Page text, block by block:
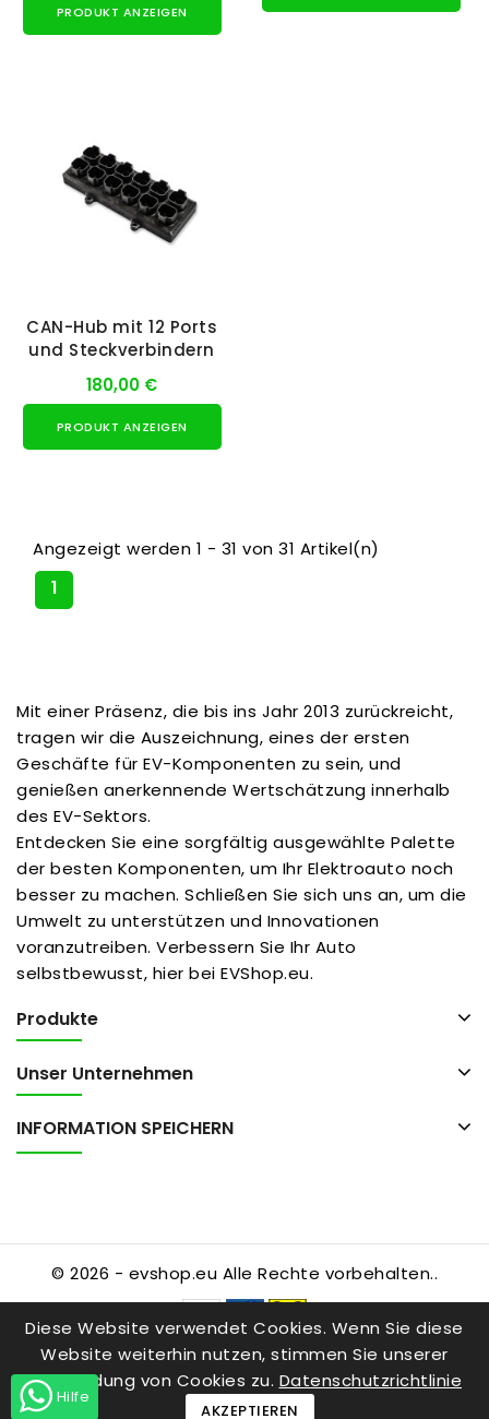
PRODUKT ANZEIGEN
CAN-Hub mit 12 Ports
und Steckverbindern
180,00 €
PRODUKT ANZEIGEN
Angezeigt werden 1 - 31 von 31 Artikel(n)
1
Mit einer Präsenz, die bis ins Jahr 2013 zurückreicht,
tragen wir die Auszeichnung, eines der ersten
Geschäfte für EV-Komponenten zu sein, und
genießen anerkennende Wertschätzung innerhalb
des EV-Sektors.
Entdecken Sie eine sorgfältig ausgewählte Palette
der besten Komponenten, um Ihr Elektroauto noch
besser zu machen. Schließen Sie sich uns an, um die
Umwelt zu unterstützen und Innovationen
voranzutreiben. Verbessern Sie Ihr Auto
selbstbewusst, hier bei EVShop.eu.
Produkte
Unser Unternehmen
INFORMATION SPEICHERN
Diese Website verwendet Cookies. Wenn Sie diese
Website weiterhin nutzen, stimmen Sie unserer
Verwendung von Cookies zu. Datenschutzrichtlinie
AKZEPTIEREN
© 2026 - evshop.eu Alle Rechte vorbehalten..
Hilfe